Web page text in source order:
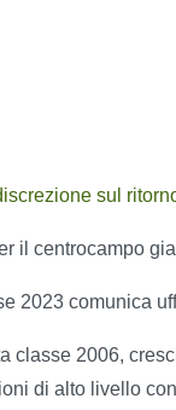
sul
il centrocampo
2023 comunica
classe 2006,
di alto livello